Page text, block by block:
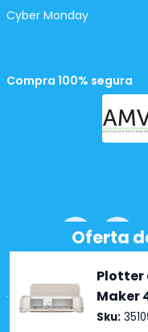
Cyber Monday
Compra 100% segura
Copyright